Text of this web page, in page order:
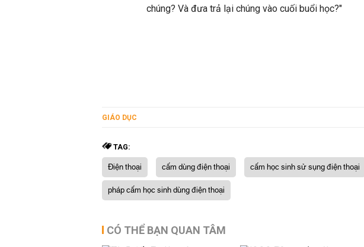
chúng? Và đưa trả lại chúng vào cuối buổi học?"
GIÁO DỤC
TAG:
Điện thoại cấm dùng điện thoại
cấm học sinh sử sụng điện thoại
pháp cấm học sinh dùng điện thoại
CÓ THỂ BẠN QUAN TÂM